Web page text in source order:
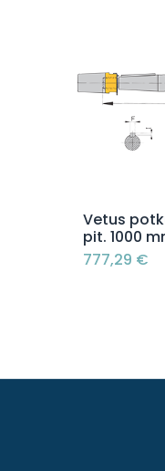
Vetus
pit. 1000
777,29 €